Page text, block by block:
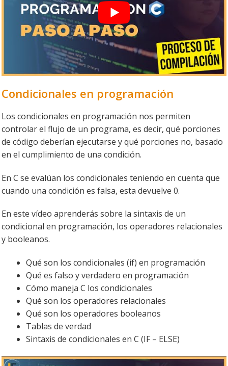
Condicionales en programación
Los condicionales en programación nos permiten
controlar el flujo de un programa, es decir, qué porciones
de código deberían ejecutarse y qué porciones no, basado
en el cumplimiento de una condición.
En C se evalúan los condicionales teniendo en cuenta que
cuando una condición es falsa, esta devuelve 0.
En este vídeo aprenderás sobre la sintaxis de un
condicional en programación, los operadores relacionales
y booleanos.
Qué son los condicionales (if) en programación
Qué es falso y verdadero en programación
Cómo maneja C los condicionales
Qué son los operadores relacionales
Qué son los operadores booleanos
Tablas de verdad
Sintaxis de condicionales en C (IF – ELSE)